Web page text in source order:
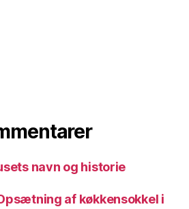
navn og historie
af køkkensokkel i